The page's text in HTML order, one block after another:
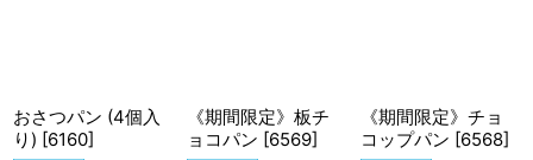
おさつパン (4個入
り) [6160]
《期間限定》板チ
ョコパン [6569]
《期間限定》チョ
コップパン [6568]